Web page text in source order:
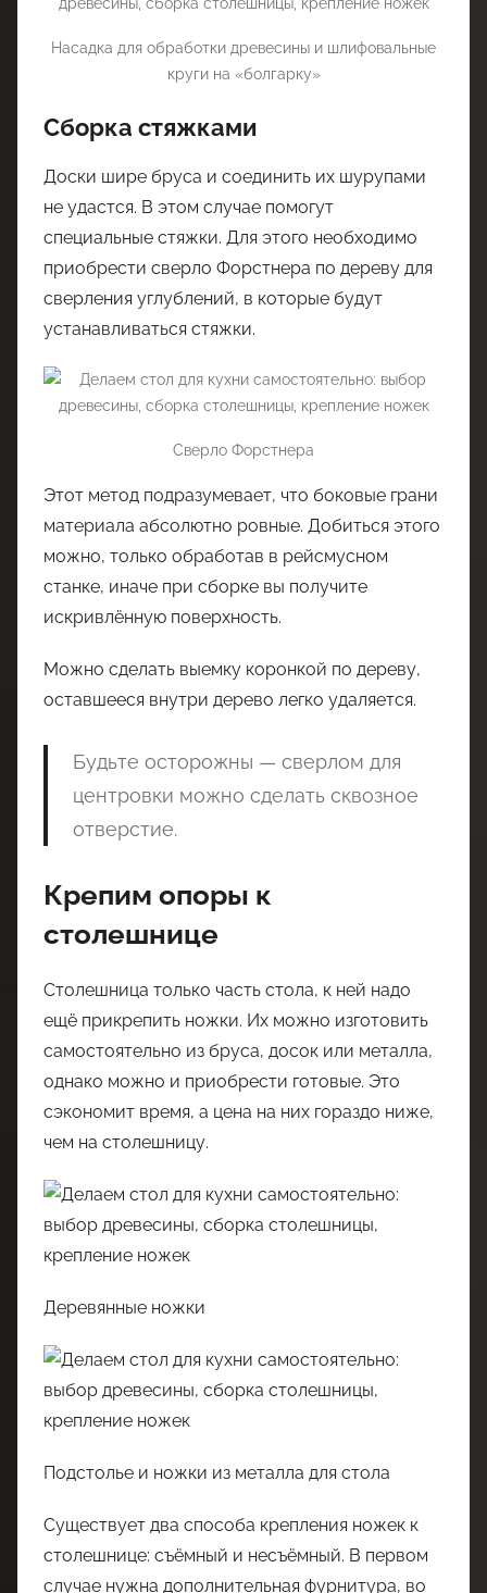
Насадка для обработки древесины и шлифовальные
круги на «болгарку»
Сборка стяжками
Доски шире бруса и соединить их шурупами
не удастся. В этом случае помогут
специальные стяжки. Для этого необходимо
приобрести сверло Форстнера по дереву для
сверления углублений, в которые будут
устанавливаться стяжки.
Сверло Форстнера
Этот метод подразумевает, что боковые грани
материала абсолютно ровные. Добиться этого
можно, только обработав в рейсмусном
станке, иначе при сборке вы получите
искривлённую поверхность.
Можно сделать выемку коронкой по дереву,
оставшееся внутри дерево легко удаляется.
Будьте осторожны — сверлом для
центровки можно сделать сквозное
отверстие.
Крепим опоры к
столешнице
Столешница только часть стола, к ней надо
ещё прикрепить ножки. Их можно изготовить
самостоятельно из бруса, досок или металла,
однако можно и приобрести готовые. Это
сэкономит время, а цена на них гораздо ниже,
чем на столешницу.
Деревянные ножки
Подстолье и ножки из металла для стола
Существует два способа крепления ножек к
столешнице: съёмный и несъёмный. В первом
случае нужна дополнительная фурнитура, во